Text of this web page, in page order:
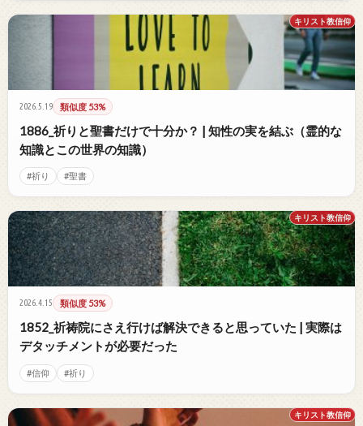
キリスト教信仰
2026.5.19 類似度 53%
1886_祈りと聖書だけで十分か？ | 知性の実を結ぶ（霊的な
知識とこの世界の知識）
#祈り #聖書
キリスト教信仰
2026.4.15 類似度 53%
1852_祈祷院にさえ行けば解決できると思っていた | 実際は
デタッチメントが必要だった
#信仰 #祈り
キリスト教信仰